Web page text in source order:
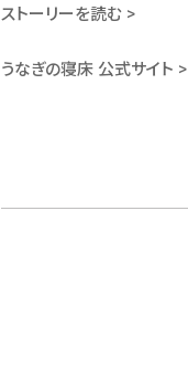
ストーリーを読む >
うなぎの寝床 公式サイト >